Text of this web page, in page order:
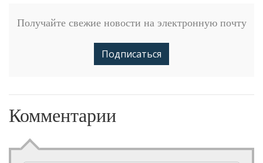
Получайте свежие новости на электронную почту
Подписаться
Комментарии